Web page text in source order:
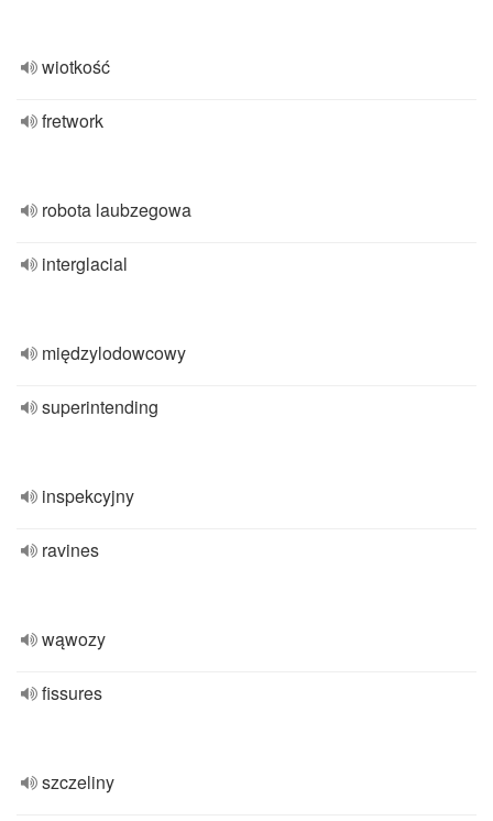
wiotkość
fretwork
robota laubzegowa
interglacial
międzylodowcowy
superintending
inspekcyjny
ravines
wąwozy
fissures
szczeliny